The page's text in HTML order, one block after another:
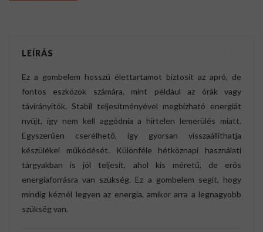
LEÍRÁS
Ez a gombelem hosszú élettartamot biztosít az apró, de
fontos eszközök számára, mint például az órák vagy
távirányítók. Stabil teljesítményével megbízható energiát
nyújt, így nem kell aggódnia a hirtelen lemerülés miatt.
Egyszerűen cserélhető, így gyorsan visszaállíthatja
készülékei működését. Különféle hétköznapi használati
tárgyakban is jól teljesít, ahol kis méretű, de erős
energiaforrásra van szükség. Ez a gombelem segít, hogy
mindig kéznél legyen az energia, amikor arra a legnagyobb
szükség van.